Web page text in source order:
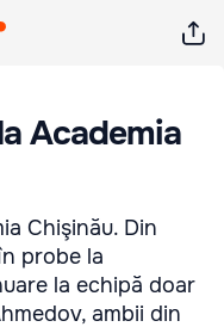
Academia
Chişinău. Din
probe la
la echipă doar
ambii din